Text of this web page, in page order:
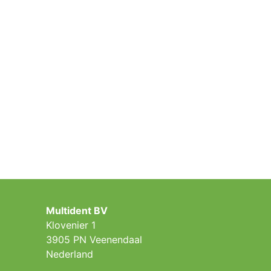
Multident BV
Klovenier 1
3905 PN Veenendaal
Nederland ​